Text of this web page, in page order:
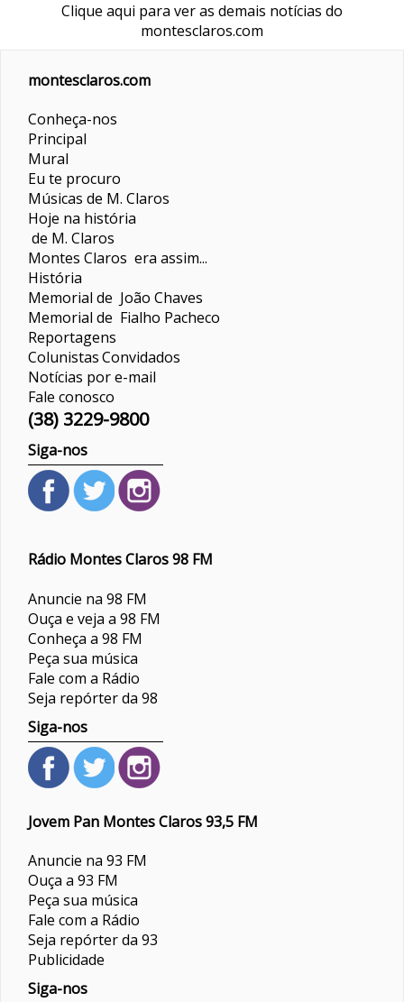
Clique aqui para ver as demais notícias do
montesclaros.com
montesclaros.com
Conheça-nos
Principal
Mural
Eu te procuro
Músicas de M. Claros
Hoje na história
de M. Claros
Montes Claros era assim...
História
Memorial de João Chaves
Memorial de Fialho Pacheco
Reportagens
ColunistasConvidados
Notícias por e-mail
Fale conosco
(38) 3229-9800
Siga-nos
Rádio Montes Claros 98 FM
Anuncie na 98 FM
Ouça e veja a 98 FM
Conheça a 98 FM
Peça sua música
Fale com a Rádio
Seja repórter da 98
Siga-nos
Jovem Pan Montes Claros 93,5 FM
Anuncie na 93 FM
Ouça a 93 FM
Peça sua música
Fale com a Rádio
Seja repórter da 93
Publicidade
Siga-nos